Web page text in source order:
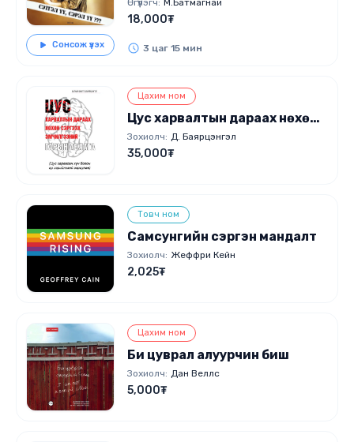
Сонсож үзэх
Өгүүлэгч: М.Батмагнай
18,000₮
3 цаг 15 мин
Цахим ном
Цус харвалтын дараах нөхөн
сэргээх эмчилгээний гарын
авлага
Зохиолч: Д. Баярцэнгэл
35,000₮
Товч ном
Самсунгийн сэргэн мандалт
Зохиолч: Жеффри Кейн
2,025₮
Цахим ном
Би цуврал алуурчин биш
Зохиолч: Дан Веллс
5,000₮